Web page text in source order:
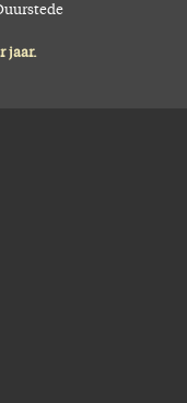
jaar.